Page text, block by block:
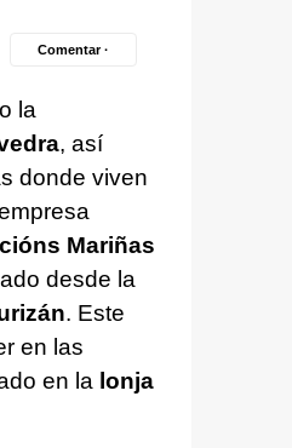
Comentar ·
la
, así
donde viven
Mariñas
desde la
. Este
en las
en la lonja